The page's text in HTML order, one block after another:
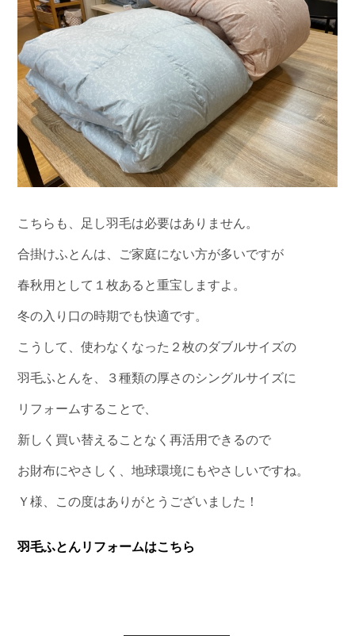
こちらも、足し羽毛は必要はありません。
合掛けふとんは、ご家庭にない方が多いですが
春秋用として１枚あると重宝しますよ。
冬の入り口の時期でも快適です。
こうして、使わなくなった２枚のダブルサイズの
羽毛ふとんを、３種類の厚さのシングルサイズに
リフォームすることで、
新しく買い替えることなく再活用できるので
お財布にやさしく、地球環境にもやさしいですね。
Ｙ様、この度はありがとうございました！
羽毛ふとんリフォームはこちら